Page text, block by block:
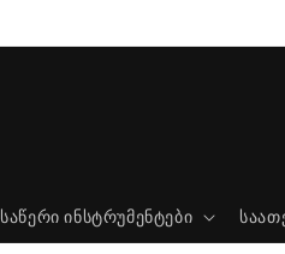
საწერი ინსტრუმენტები